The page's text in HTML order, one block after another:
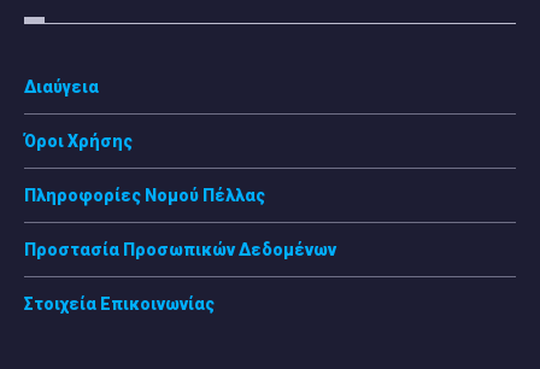
Διαύγεια
Όροι Χρήσης
Πληροφορίες Νομού Πέλλας
Προστασία Προσωπικών Δεδομένων
Στοιχεία Επικοινωνίας